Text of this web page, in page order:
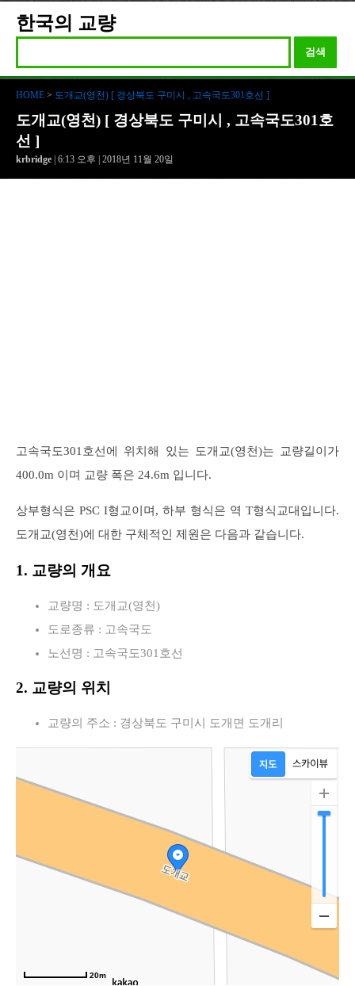
한국의 교량
검색
HOME > 도개교(영천) [ 경상북도 구미시 , 고속국도301호선 ]
도개교(영천) [ 경상북도 구미시 , 고속국도301호
선 ]
krbridge | 6:13 오후 | 2018년 11월 20일
고속국도301호선에 위치해 있는 도개교(영천)는 교량길이가
400.0m 이며 교량 폭은 24.6m 입니다.
상부형식은 PSC I형교이며, 하부 형식은 역 T형식교대입니다.
도개교(영천)에 대한 구체적인 제원은 다음과 같습니다.
1. 교량의 개요
교량명 : 도개교(영천)
도로종류 : 고속국도
노선명 : 고속국도301호선
2. 교량의 위치
교량의 주소 : 경상북도 구미시 도개면 도개리
20m